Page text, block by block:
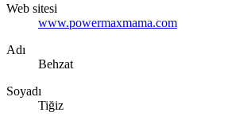
Web sitesi
www.powermaxmama.com
Adı
Behzat
Soyadı
Tiğiz